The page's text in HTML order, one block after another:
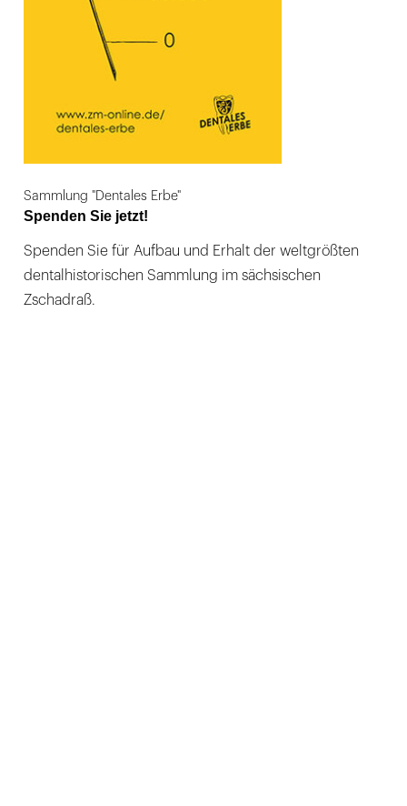
Sammlung "Dentales Erbe"
Spenden Sie jetzt!
Spenden Sie für Aufbau und Erhalt der weltgrößten
dentalhistorischen Sammlung im sächsischen
Zschadraß.